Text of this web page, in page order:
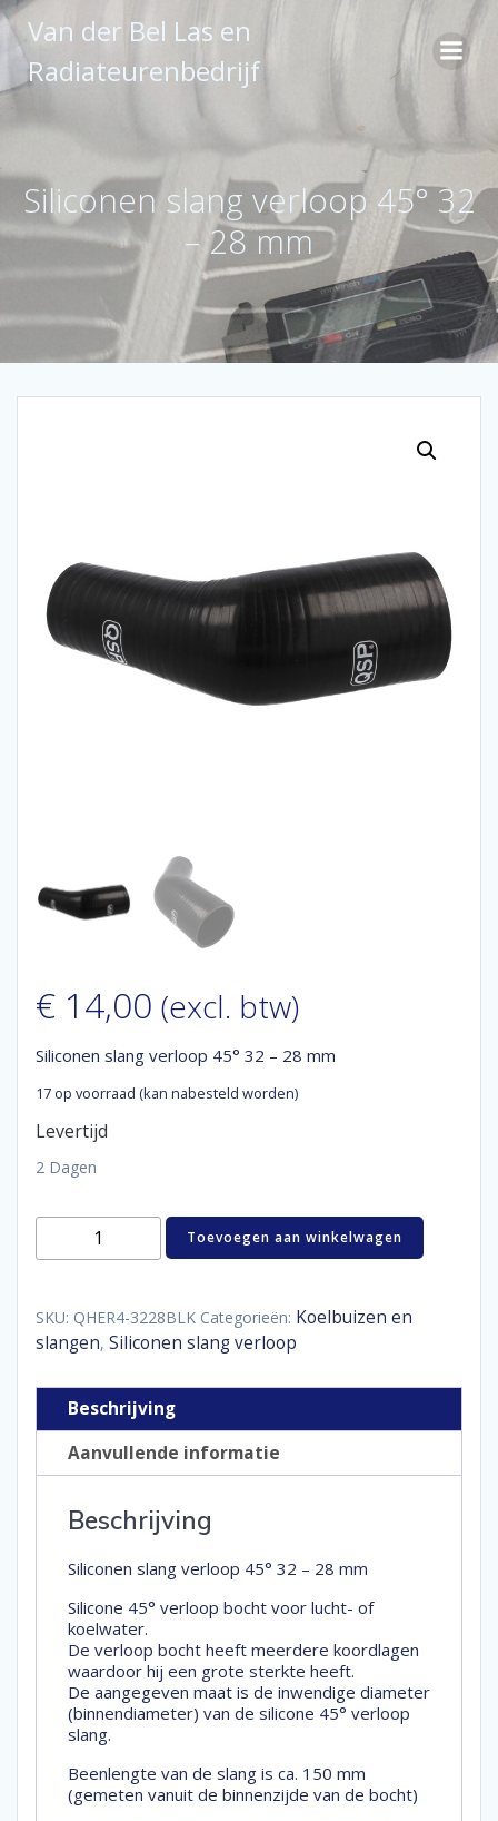
Ga
naar
inhoud
Van der Bel Las en
Radiateurenbedrijf
Siliconen slang verloop 45° 32
– 28 mm
€ 14,00 (excl. btw)
Siliconen slang verloop 45° 32 – 28 mm
17 op voorraad (kan nabesteld worden)
Levertijd
2 Dagen
Siliconen
32
-
mm
aantal
Toevoegen aan winkelwagen
SKU: QHER4-3228BLK Categorieën: Koelbuizen en
slangen, Siliconen slang verloop
Beschrijving
Aanvullende informatie
Beschrijving
Siliconen slang verloop 45° 32 – 28 mm
Silicone 45° verloop bocht voor lucht- of
koelwater.
De verloop bocht heeft meerdere koordlagen
waardoor hij een grote sterkte heeft.
De aangegeven maat is de inwendige diameter
(binnendiameter) van de silicone 45° verloop
slang.
Beenlengte van de slang is ca. 150 mm
(gemeten vanuit de binnenzijde van de bocht)